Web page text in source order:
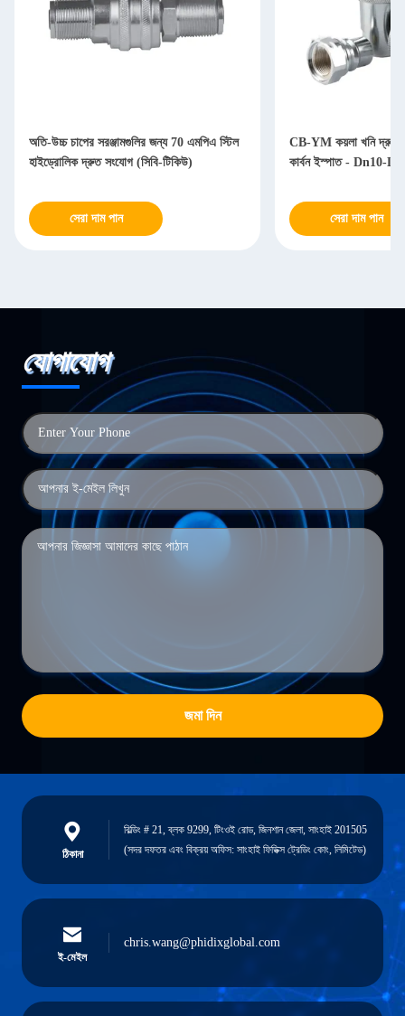
অতি-উচ্চ চাপের সরঞ্জামগুলির জন্য 70 এমপিএ স্টিল
হাইড্রোলিক দ্রুত সংযোগ (সিবি-টিকিউ)
সেরা দাম পান
CB-YM কয়লা খনি দ্রুত
কার্বন ইস্পাত - Dn10-
সেরা দাম পান
যোগাযোগ
জমা দিন
ঠিকানা
বিল্ডিং # 21, ব্লক 9299, টিংওই রোড, জিনশান জেলা, সাংহাই 201505
(সদর দফতর এবং বিক্রয় অফিস: সাংহাই ফিডিক্স ট্রেডিং কোং, লিমিটেড)
ই-মেইল
chris.wang@phidixglobal.com